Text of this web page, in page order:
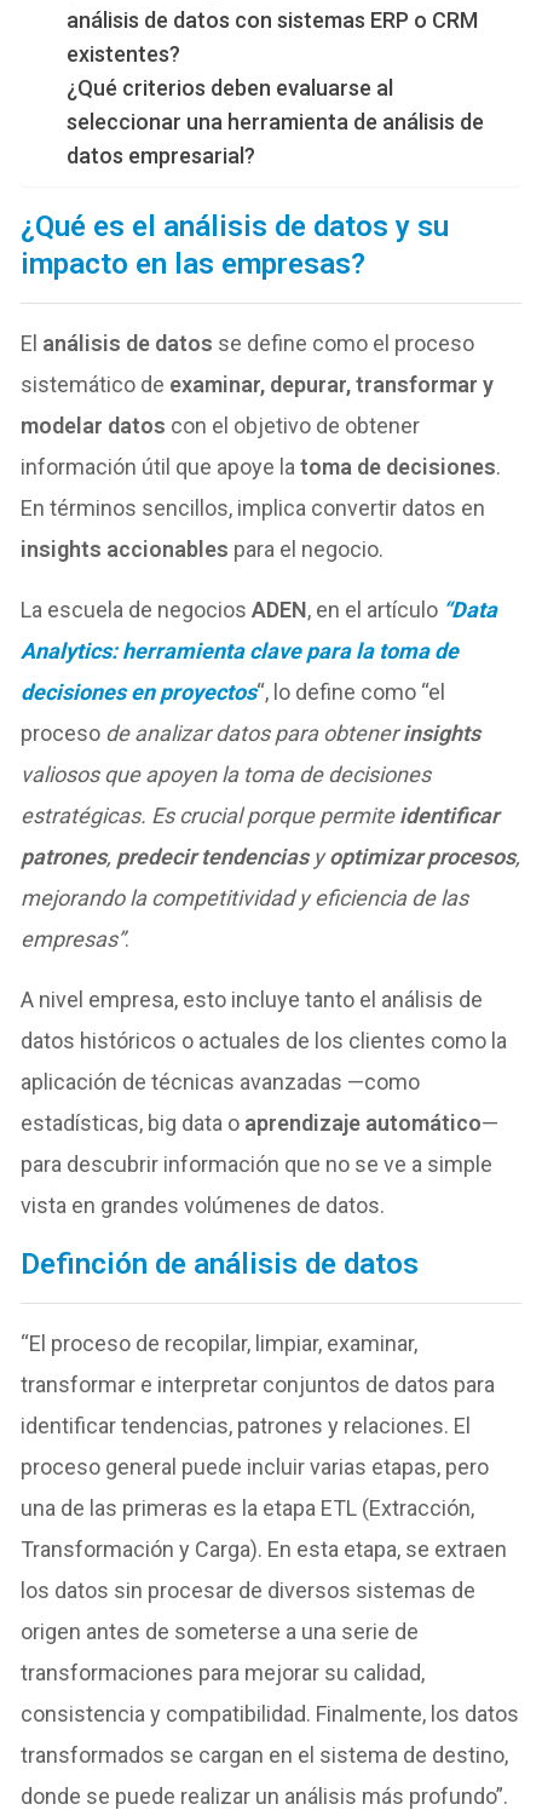
análisis de datos con sistemas ERP o CRM
existentes?
¿Qué criterios deben evaluarse al
seleccionar una herramienta de análisis de
datos empresarial?
¿Qué es el análisis de datos y su
impacto en las empresas?
El análisis de datos se define como el proceso
sistemático de examinar, depurar, transformar y
modelar datos con el objetivo de obtener
información útil que apoye latoma de decisiones.
En términos sencillos, implica convertir datos en
insights accionables para el negocio.
La escuela de negociosADEN, en el artículo “Data
Analytics: herramienta clave para la toma de
decisiones en proyectos“, lo define como “el
proceso de analizar datos para obtenerinsights
valiosos que apoyen la toma de decisiones
estratégicas. Es crucial porque permiteidentificar
patrones, predecir tendenciasyoptimizar procesos,
mejorando la competitividad y eficiencia de las
empresas”.
A nivel empresa, esto incluye tanto el análisis de
datos históricos o actuales de los clientes como la
aplicación de técnicas avanzadas —como
estadísticas, big data o aprendizaje automático—
para descubrir información que no se ve a simple
vista en grandes volúmenes de datos.
Definción de análisis de datos
“El proceso de recopilar, limpiar, examinar,
transformar e interpretar conjuntos de datos para
identificar tendencias, patrones y relaciones. El
proceso general puede incluir varias etapas, pero
una de las primeras es la etapa ETL (Extracción,
Transformación y Carga). En esta etapa, se extraen
los datos sin procesar de diversos sistemas de
origen antes de someterse a una serie de
transformaciones para mejorar su calidad,
consistencia y compatibilidad. Finalmente, los datos
transformados se cargan en el sistema de destino,
donde se puede realizar un análisis más profundo”.